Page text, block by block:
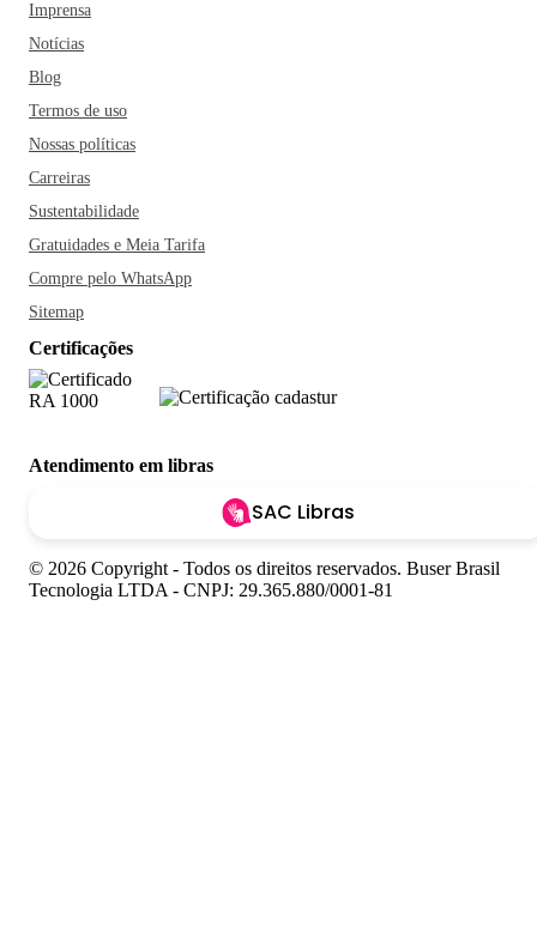
Imprensa
Notícias
Blog
Termos de uso
Nossas políticas
Carreiras
Sustentabilidade
Gratuidades e Meia Tarifa
Compre pelo WhatsApp
Sitemap
Certificações
Atendimento em libras
SAC Libras
© 2026 Copyright - Todos os direitos reservados. Buser Brasil
Tecnologia LTDA - CNPJ: 29.365.880/0001-81